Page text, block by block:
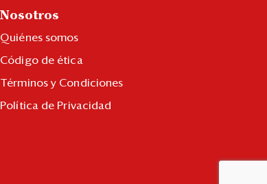
Nosotros
Quiénes somos
Código de ética
Términos y Condiciones
Política de Privacidad